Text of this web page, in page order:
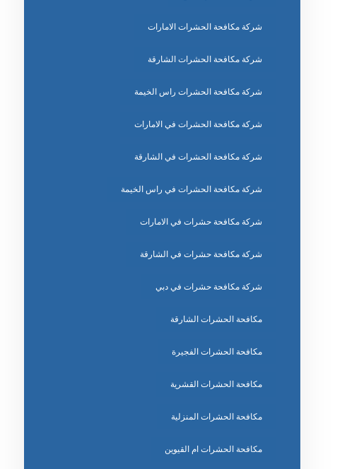
شركة مكافحة الحشرات الامارات
شركة مكافحة الحشرات الشارقة
شركة مكافحة الحشرات راس الخيمة
شركة مكافحة الحشرات في الامارات
شركة مكافحة الحشرات في الشارقة
شركة مكافحة الحشرات في راس الخيمة
شركة مكافحة حشرات في الامارات
شركة مكافحة حشرات في الشارقة
شركة مكافحة حشرات في دبي
مكافحة الحشرات الشارقة
مكافحة الحشرات الفجيرة
مكافحة الحشرات القشرية
مكافحة الحشرات المنزلية
مكافحة الحشرات ام القيوين